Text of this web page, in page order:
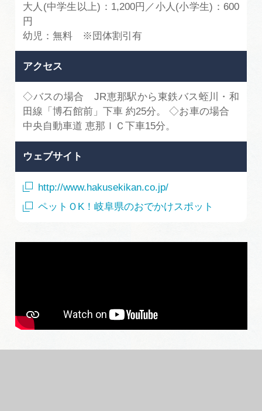
大人(中学生以上)：1,200円／小人(小学生)：600
円
幼児：無料 ※団体割引有
アクセス
◇バスの場合 JR恵那駅から東鉄バス蛭川・和
田線「博石館前」下車 約25分。 ◇お車の場合
中央自動車道 恵那ＩＣ下車15分。
ウェブサイト
http://www.hakusekikan.co.jp/
ペットＯK！岐阜県のおでかけスポット